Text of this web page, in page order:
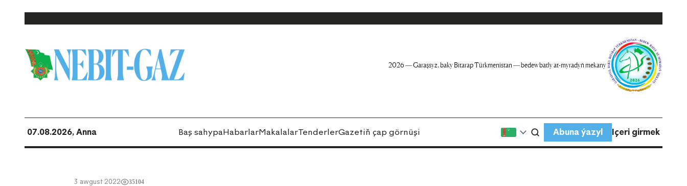
2026 — Garaşsyz, baky Bitarap Türkmenistan — bedew batly at-myradyň mekany
07.08.2026, Anna Baş sahypaHabarlarMakalalarTenderlerGazetiň çap görnüşi Abuna ýazyl Içeri girmek
3 awgust 2022 35104